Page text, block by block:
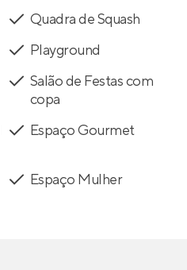
Quadra de Squash
Playground
Salão de Festas com
copa
Espaço Gourmet
Espaço Mulher